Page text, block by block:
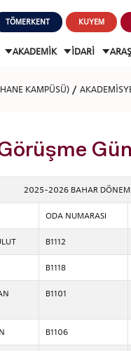
TÖMERKENT KUYEM
AKADEMİK İDARİ
KAMPÜSÜ)
2025-2026 BAHAR DÖNEMİ
ODA NUMARASI
B1112
B1118
B1101
B1106